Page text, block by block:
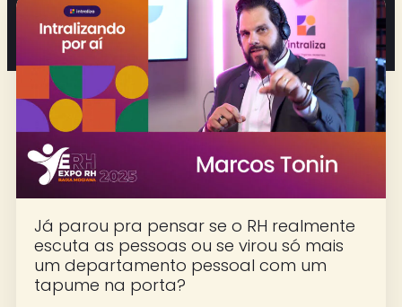
Já parou pra pensar se o RH realmente
escuta as pessoas ou se virou só mais
um departamento pessoal com um
tapume na porta?